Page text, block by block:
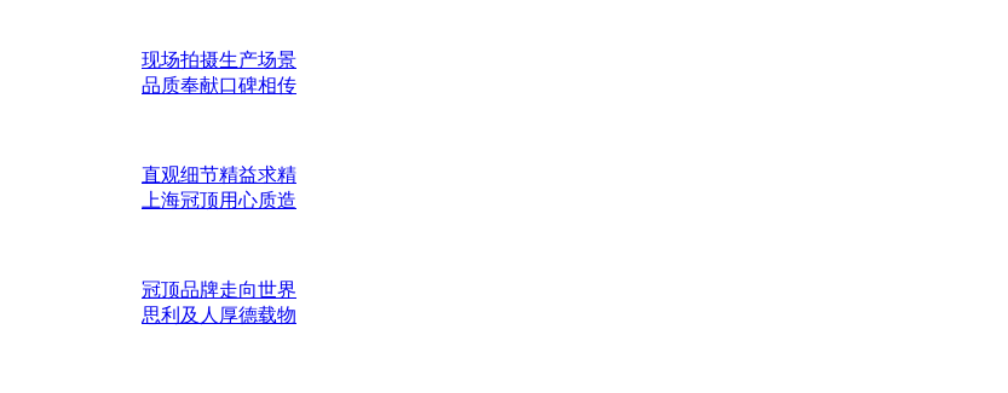
现场拍摄生产场景
品质奉献口碑相传
直观细节精益求精
上海冠顶用心质造
冠顶品牌走向世界
思利及人厚德载物